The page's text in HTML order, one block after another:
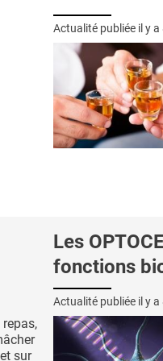
Actualité publiée il y a
sur
Les
fonctions
Actualité publiée il y a